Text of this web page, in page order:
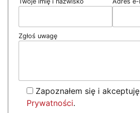
Zgłoś uwagę
Zapoznałem się i akceptuję
Prywatności.